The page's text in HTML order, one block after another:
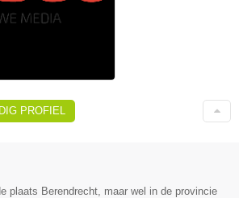
PROFIEL
plaats Berendrecht, maar wel in de provincie